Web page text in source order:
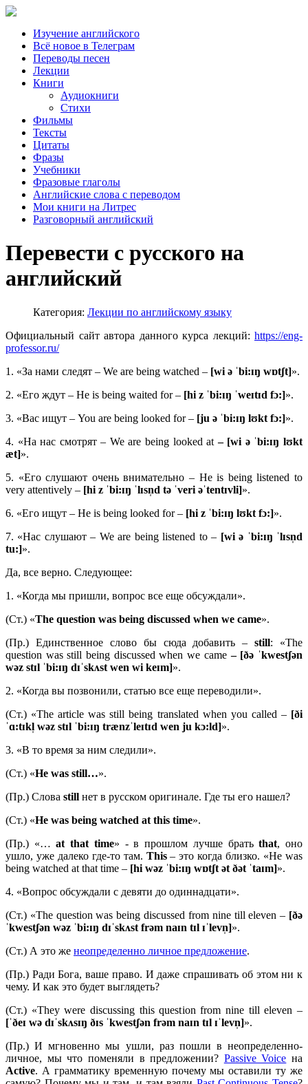
Изучение английского
Всё новое в Телеграм
Переводы песен
Лекции
Книги
Аудиокниги
Стихи
Фильмы
Тексты
Цитаты
Фразы
Учебники
Фразовые глаголы
Английские слова с переводом
Мои книги на Литрес
Разговорный английский
Перевести с русского на
английский
Категория: Лекции по английскому языку
Официальный сайт автора данного курса лекций: https://eng-
professor.ru/
1. «За нами следят – We are being watched – [wi ə ˈbi:ɪŋ wɒtʃt]».
2. «Его ждут – He is being waited for – [hi z ˈbi:ɪŋ ˈweɪtɪd fɔ:]».
3. «Вас ищут – You are being looked for – [ju ə ˈbi:ɪŋ lʊkt fɔ:]».
4. «На нас смотрят – We are being looked at – [wi ə ˈbi:ɪŋ lʊkt
æt]».
5. «Его слушают очень внимательно – He is being listened to
very attentively – [hi z ˈbi:ɪŋ ˈlɪsn̩d tə ˈveri əˈtentɪvli]».
6. «Его ищут – He is being looked for – [hi z ˈbi:ɪŋ lʊkt fɔ:]».
7. «Нас слушают – We are being listened to – [wi ə ˈbi:ɪŋ ˈlɪsn̩d
tu:]».
Да, все верно. Следующее:
1. «Когда мы пришли, вопрос все еще обсуждали».
(Ст.) «The question was being discussed when we came».
(Пр.) Единственное слово бы сюда добавить –still: «The
question was still being discussed when we came– [ðə ˈkwestʃən
wəz stɪl ˈbi:ɪŋ dɪˈskʌst wen wi keɪm]».
2. «Когда вы позвонили, статью все еще переводили».
(Ст.) «The article was still being translated when you called –[ði
ˈɑ:tɪkl̩ wəz stɪl ˈbi:ɪŋ trænzˈleɪtɪd wen ju kɔ:ld]».
3. «В то время за ним следили».
(Ст.) «He was still…».
(Пр.) Слова still нет в русском оригинале. Где ты его нашел?
(Ст.) «He was being watched at this time».
(Пр.) «…atthat time» - в прошлом лучше братьthat, оно
ушло, уже далеко где-то там. This– это когда близко. «He was
being watched at that time – [hi wəz ˈbi:ɪŋ wɒtʃt ət ðət ˈtaɪm]».
4. «Вопрос обсуждали с девяти до одиннадцати».
(Ст.) «The question was being discussed from nine till eleven – [ðə
ˈkwestʃən wəz ˈbi:ɪŋ dɪˈskʌst frəm naɪn tɪl ɪˈlevn̩]».
(Ст.) А это же неопределенно личное предложение.
(Пр.) Ради Бога, ваше право. И даже спрашивать об этом ни к
чему. И как это будет выглядеть?
(Ст.) «They were discussing this question from nine till eleven –
[ˈðeɪ wə dɪˈskʌsɪŋ ðɪs ˈkwestʃən frəm naɪn tɪl ɪˈlevn̩]».
(Пр.) И мгновенно мы ушли, раз пошли в неопределенно-
личное, мы что поменяли в предложении? Passive Voice на
Active. А грамматику временную почему мы оставили ту же